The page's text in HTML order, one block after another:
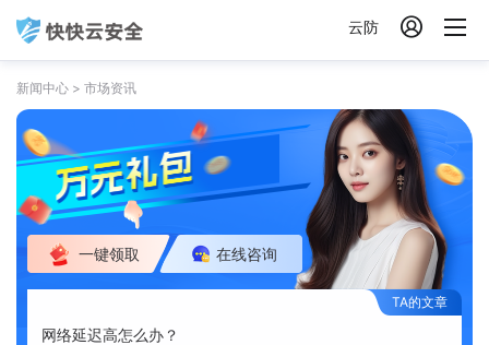
云防 
新闻中心 > 市场资讯
一键领取 在线咨询
网络延迟高怎么办？